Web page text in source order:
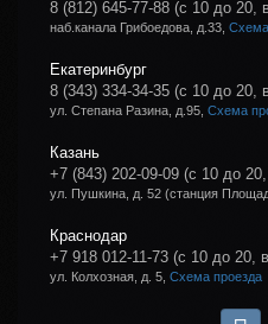
8 (812) 645-77-88 (с 10 до 20,
наб.канала Грибоедова, д.33,
Екатеринбург
8 (343) 334-34-35 (с 10 до 20,
ул. Степана Разина, д.95, Схема
Казань
+7 (843) 202-09-09 (с 10 до
ул. Пушкина, д. 52 (станция
Краснодар
+7 918 012-11-73 (с 10 до 20,
ул. Колхозная, д. 5, Схема проезда